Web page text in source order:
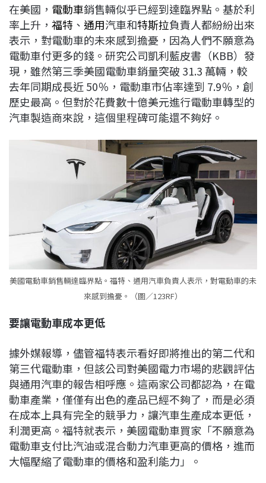
b
o
o
k
a
d
s
e
d
I
n
L
i
n
k
在美國， 電動車銷售輛似乎已經到達臨界點。基於利
率上升， 福特 、 通用汽車和特斯拉負責人都紛紛出來
表示，對電動車的未來感到擔憂，因為人們不願意為
電動車付更多的錢。研究公司凱利藍皮書（KBB）發
現，雖然第三季美國電動車銷量突破 31.3 萬輛，較
去年同期成長近 50％，電動車市佔率達到 7.9％，創
歷史最高。但對於花費數十億美元進行電動車轉型的
汽車製造商來說，這個里程碑可能還不夠好。
美國電動車銷售輛達臨界點。福特、通用汽車負責人表示，對電動車的未
來感到擔憂。（圖／123RF）
要讓電動車成本更低
據外媒報導，儘管福特表示看好即將推出的第二代和
第三代電動車，但該公司對美國電力市場的悲觀評估
與通用汽車的報告相呼應。這兩家公司都認為，在電
動車產業，僅僅有出色的產品已經不夠了，而是必須
在成本上具有完全的競爭力，讓汽車生產成本更低，
利潤更高。福特就表示，美國電動車買家「不願意為
電動車支付比汽油或混合動力汽車更高的價格，進而
大幅壓縮了電動車的價格和盈利能力」。